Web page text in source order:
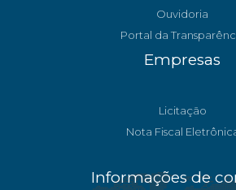
Ouvidoria
Portal da
Empresas
Licitação
Nota Fiscal
Informações de